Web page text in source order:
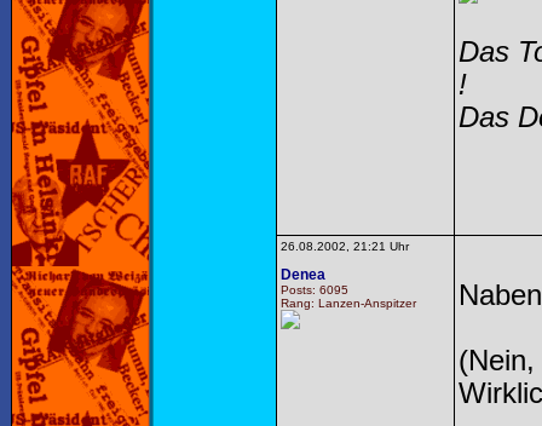
Das
!
Das
26.08.2002, 21:21 Uhr
Denea
Posts: 6095
Rang: Lanzen-Anspitzer